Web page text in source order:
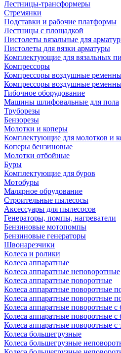
Лестницы-трансформеры
Стремянки
Подставки и рабочие платформы
Лестницы с площадкой
Пистолеты вязальные для
Пистолеты для вязки арматуры
Комплектующие для вязальных
Компрессоры
Компрессоры воздушные
Компрессоры воздушные
Гибочное оборудование
Машины шлифовальные для пола
Труборезы
Бензорезы
Молотки и коперы
Комплектующие для молотков и
Коперы бензиновые
Молотки отбойные
Буры
Комплектующие для буров
Мотобуры
Малярное обрудование
Строительные пылесосы
Аксессуары для пылесосов
Генераторы, помпы, нагреватели
Бензиновые мотопомпы
Бензиновые генераторы
Швонарезчики
Колеса и ролики
Колеса аппаратные
Колеса аппаратные неповоротные
Колеса аппаратные поворотные
Колеса аппаратные поворотные
Колеса аппаратные поворотные
Колеса аппаратные поворотные с
Колеса аппаратные поворотные с
Колеса аппаратные поворотные с
Колеса большегрузные
Колеса большегрузные